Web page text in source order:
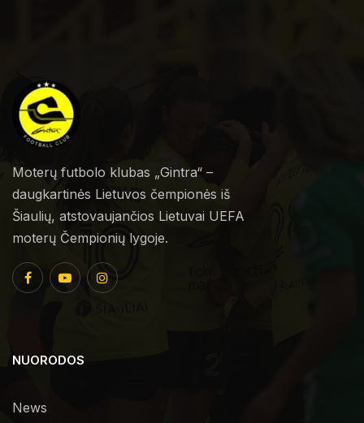
Moterų futbolo klubas „Gintra“ –
daugkartinės Lietuvos čempionės iš
Šiaulių, atstovaujančios Lietuvai UEFA
moterų Čempionių lygoje.
NUORODOS
News